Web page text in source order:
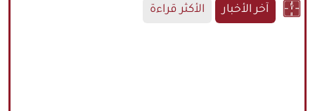
آخر الأخبار الأكثر قراءة